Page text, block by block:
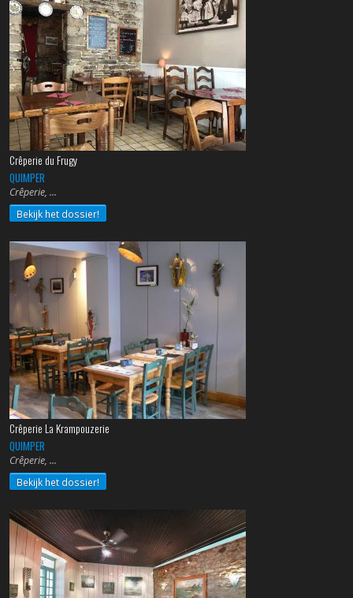
Crêperie du Frugy
QUIMPER
Crêperie,
Bekijk het dossier!
Crêperie La Krampouzerie
QUIMPER
Crêperie,
Bekijk het dossier!